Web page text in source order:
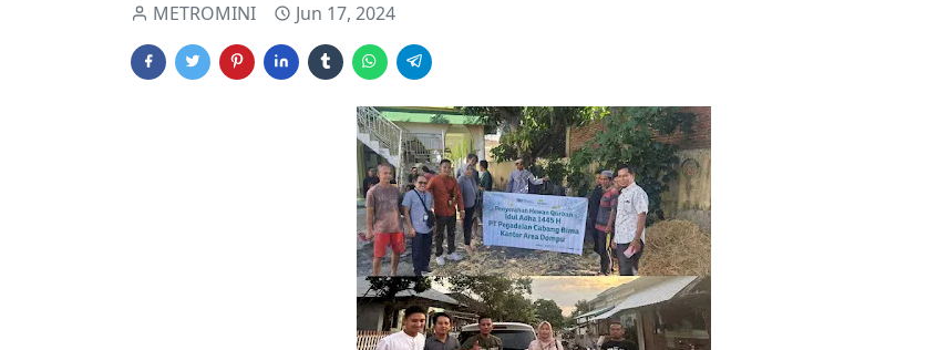
METROMINI Jun 17, 2024